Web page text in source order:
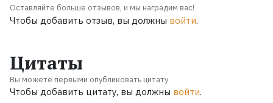
Оставляйте больше отзывов, и мы наградим вас!
Чтобы добавить отзыв, вы должны войти.
Цитаты
Вы можете первыми опубликовать цитату
Чтобы добавить цитату, вы должны войти.